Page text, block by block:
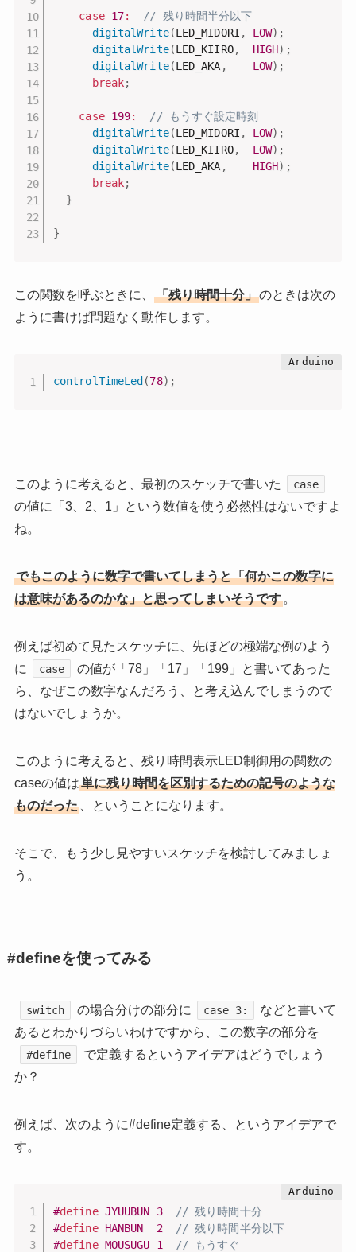
case 17:
// 残り時間半分以下
digitalWrite(LED_MIDORI , LOW) ;
digitalWrite(LED_KIIRO, HIGH) ;
digitalWrite(LED_AKA , LOW) ;
break;
case 199:
// もうすぐ設定時刻
digitalWrite(LED_MIDORI , LOW) ;
digitalWrite(LED_KIIRO, LOW) ;
digitalWrite(LED_AKA , HIGH) ;
break;
}
}
この関数を呼ぶときに、 「残り時間十分」のときは次の
ように書けば問題なく動作します。
controlTimeLed (78) ;
このように考えると、最初のスケッチで書いた case
の値に「3、2、1」という数値を使う必然性はないですよ
ね。
でもこのように数字で書いてしまうと「何かこの数字に
は意味があるのかな」と思ってしまいそうです。
例えば初めて見たスケッチに、先ほどの極端な例のよう
に
case
の値が「78」「17」「199」と書いてあった
ら、なぜこの数字なんだろう、と考え込んでしまうので
はないでしょうか。
このように考えると、残り時間表示LED制御用の関数の
caseの値は単に残り時間を区別するための記号のような
ものだった、ということになります。
そこで、もう少し見やすいスケッチを検討してみましょ
う。
#defineを使ってみる
switch の場合分けの部分に case 3:
などと書いて
あるとわかりづらいわけですから、この数字の部分を
#define
で定義するというアイデアはどうでしょう
か？
例えば、次のように#define定義する、というアイデアで
す。
#define JYUUBUN 3
// 残り時間十分
#define HANBUN 2
// 残り時間半分以下
#define MOUSUGU 1 // もうすぐ